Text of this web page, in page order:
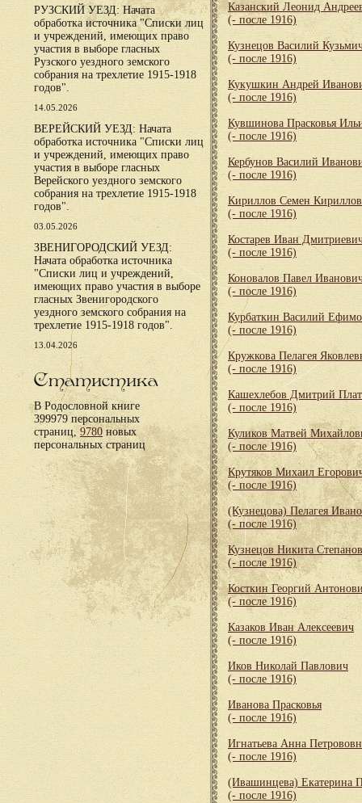
РУЗСКИЙ УЕЗД: Начата
обработка источника "Списки лиц
и учреждений, имеющих право
участия в выборе гласных
Рузского уездного земского
собрания на трехлетие 1915-1918
годов".
14.05.2026
ВЕРЕЙСКИЙ УЕЗД: Начата
обработка источника "Списки лиц
и учреждений, имеющих право
участия в выборе гласных
Верейского уездного земского
собрания на трехлетие 1915-1918
годов".
03.05.2026
ЗВЕНИГОРОДСКИЙ УЕЗД:
Начата обработка источника
"Списки лиц и учреждений,
имеющих право участия в выборе
гласных Звенигородского
уездного земского собрания на
трехлетие 1915-1918 годов".
13.04.2026
Статистика
В Родословной книге
399979 персональных
страниц,9780 новых
персональных страниц
Казанский Леонид
(- после 1916)
Кузнецов Василий
(- после 1916)
Кукушкин Андрей
(- после 1916)
Кувшинова Прасковья
(- после 1916)
Кербунов Василий
(- после 1916)
Кириллов Семен
(- после 1916)
Костарев Иван
(- после 1916)
Коновалов Павел
(- после 1916)
Курбаткин Василий
(- после 1916)
Кружкова Пелагея
(- после 1916)
Кашехлебов Дмитрий
(- после 1916)
Куликов Матвей
(- после 1916)
Крутяков Михаил
(- после 1916)
(Кузнецова) Пелагея
(- после 1916)
Кузнецов Никита
(- после 1916)
Косткин Георгий
(- после 1916)
Казаков Иван Алексеевич
(- после 1916)
Иков Николай Павлович
(- после 1916)
Иванова Прасковья
(- после 1916)
Игнатьева Анна
(- после 1916)
(Ивашинцева) Екатерина
(- после 1916)